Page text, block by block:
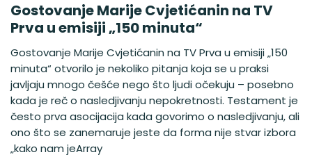
Gostovanje Marije Cvjetićanin na TV
Prva u emisiji „150 minuta“
Gostovanje Marije Cvjetićanin na TV Prva u emisiji „150
minuta“ otvorilo je nekoliko pitanja koja se u praksi
javljaju mnogo češće nego što ljudi očekuju – posebno
kada je reč o nasledjivanju nepokretnosti. Testament je
često prva asocijacija kada govorimo o nasledjivanju, ali
ono što se zanemaruje jeste da forma nije stvar izbora
„kako nam jeArray